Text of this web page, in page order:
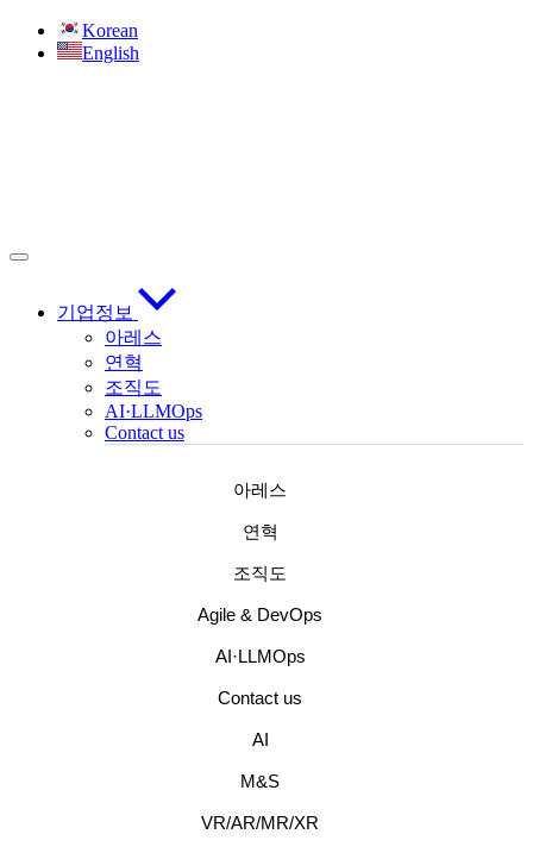
Skip
Korean
English
기업정보
아레스
연혁
조직도
AI·LLMOps
Contact us
아레스
연혁
조직도
Agile & DevOps
AI·LLMOps
Contact us
AI
M&S
VR/AR/MR/XR